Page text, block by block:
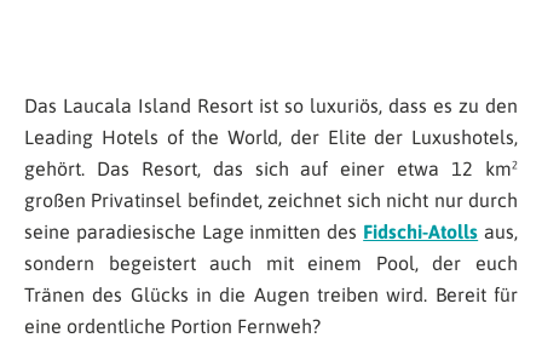
Das Laucala Island Resort ist so luxuriös, dass es zu den
Leading Hotels of the World, der Elite der Luxushotels,
gehört. Das Resort, das sich auf einer etwa 12 km²
großen Privatinsel befindet, zeichnet sich nicht nur durch
seine paradiesische Lage inmitten des Fidschi-Atolls aus,
sondern begeistert auch mit einem Pool, der euch
Tränen des Glücks in die Augen treiben wird. Bereit für
eine ordentliche Portion Fernweh?